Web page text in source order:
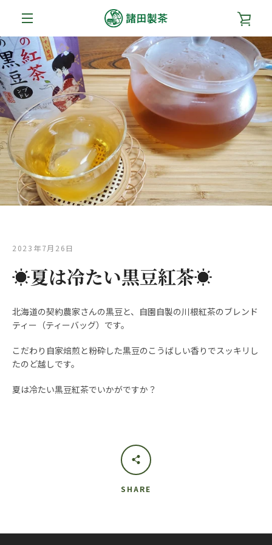
テ
ン
ツ
に
ス
キ
ッ
プ
す
る
ニ
ュ
ー
ー
ト
を
る
2023年7月26日
☀夏は冷たい黒豆紅茶☀
北海道の契約農家さんの黒豆と、自園自製の川根紅茶のブレンド
ティー（ティーバッグ）です。
こだわり自家焙煎と粉砕した黒豆のこうばしい香りでスッキリし
たのど越しです。
夏は冷たい黒豆紅茶でいかがですか？
SHARE